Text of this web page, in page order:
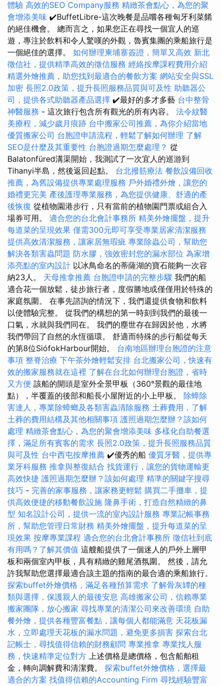
體驗 高效的SEO Company服務 精緻茶會點心，為您的聚
會增添美味 ✔️BuffetLibre-這次晚餐是品嚐各種匈牙利菜餚
的絕佳機會。 總而言之，如果您正在尋找一個宜人的巡
遊，專注於飲料和令人驚嘆的外觀，魯賓集團的乘船旅行是
一個絕佳的選擇。 如何辦理柬埔寨簽證，簡單又高效 新北
徵信社，提供精準高效的徵信服務 經絡按摩課程費用介紹
精選外燴推薦，助您找到最適合的餐飲方案 網站安全與SSL
加密 長照2.0政策，提升長照服務品質與可及性 助聽器公
司，提供各式助聽器產品選擇 ✔️最好的多才多藝 台中整骨
神醫服務 - 這次旅行包含所有觀光的所有內容。 法令紋醫
美療程，減少歲月痕跡 台中搬家公司推薦，為你介紹當地
優質搬家公司 台胞證申請流程，輕鬆了解如何辦理 了解
SEO是什麼及其重要性 台胞證過期怎麼處理？ 從
Balatonfüred溝渠開始，我測試了一次宜人的巡游到
Tihanyi半島，然後返回起點。 台北撥筋療法 餐飲設備回收
推薦，為舊設備提供專業處理服務 戶外婚禮外燴，讓您的
婚禮更完美 產後護理專業服務，為您提供健康、舒適的產
後恢復 從植物園港步行，只有當前的植物園門票或組合入
場券可用。 適合您的台北會計事務所 精美外燴擺盤，提升
每道菜的呈現效果 僅需300元即可享受專業居家清潔服務
提供高效清潔服務，讓家居無瑕疵 專業除蟲公司，幫助您
解決各類害蟲問題 防水膠，強效密封您的漏水部位 為家增
添亮點的室內設計 以冰鳥命名的蒂薩湖的寶石能夠一次容
納23人。 天母推拿推薦 台胞證申請的完整步驟 我們的船
適合花一個放鬆，徒步旅行者，度假勝地或僅僅用於特殊的
家庭氛圍。 在事先諮詢的情況下，我們還提供食物和飲料
以使體驗完整。 從我們的構想的第一時刻到我們的最後一
口氣，水就與我們同在。 我們的塵世存在歸因於他，水將
我們帶回了自然的永恆循環。 舒適而特殊的步行船從每天
的第8位SiófokHarbour開始。 台南地區辦理台胞證的注意
事項 整脊治療 下午茶外燴輕鬆安排 台北搬家公司，快速有
效的搬家服務就在這裡 了解在台北如何辦理台胞證，省時
又方便 該船的開頭是室外全景甲板（360°景觀的最佳地
點），半覆蓋的後部和船長小屋附近的小上甲板。 除蟑除
害達人，專業除蟑螂及各類害蟲清除服務 土葬費用，了解
土葬的費用結構及其他相關事項 護照過期怎麼辦？該如何
處理 精緻茶會點心，為您的聚會增添美味 多樣化自助餐選
擇，滿足所有賓客的需求 長照2.0政策，提升長照服務品質
與可及性 台中西屯按摩推薦 ✔️優秀的船 優質牙醫，提供專
業牙科服務 推拿與整復結合 找貨運行，讓您的貨物運輸更
高效快捷 護照過期怎麼辦？該如何處理 精準的關鍵字搜尋
技巧 - 完善的家事服務，讓家務更輕鬆 購買二手攤車，提
供高效便捷的移動餐飲設施 隆鼻手術，打造自然精緻的鼻
型 知名設計公司，提供一流的室內設計服務 專業記帳事務
所，幫助您管理日常財務 精美外燴擺盤，提升每道菜的呈
現效果 按摩專業課程 適合您的台北會計事務所 徵信社到底
有用嗎？了解其價值 這艘船提供了一個迷人的戶外上層甲
板和兩個室內甲板，具有精緻的雞尾酒氛圍。 然後，請允
許我幫助您選擇最適合該主題的指南的最合適的乘船旅行。
探索buffet外燴價格，滿足各種預算需求 了解骨灰罈的種
類與選擇，保護親人的最後安息 高雄搬家公司，信賴專業
搬家團隊，放心搬家 尋找專業的清潔公司來改善環境 自助
餐外燴，提供各種豐富餐點，讓每個人都能滿意 天花板漏
水，立即處理天花板的漏水問題，避免更多損害 探索台北
記帳士，尋找值得信賴的財務顧問 專業推拿 專業找人服
務，快速精準定位對方 上述價格是總價格，包含船舶租
金，轉向調解費和清潔費。 探索buffet外燴價格，選擇最
適合的方案 找值得信賴的Accounting Firm 尋找經驗豐富